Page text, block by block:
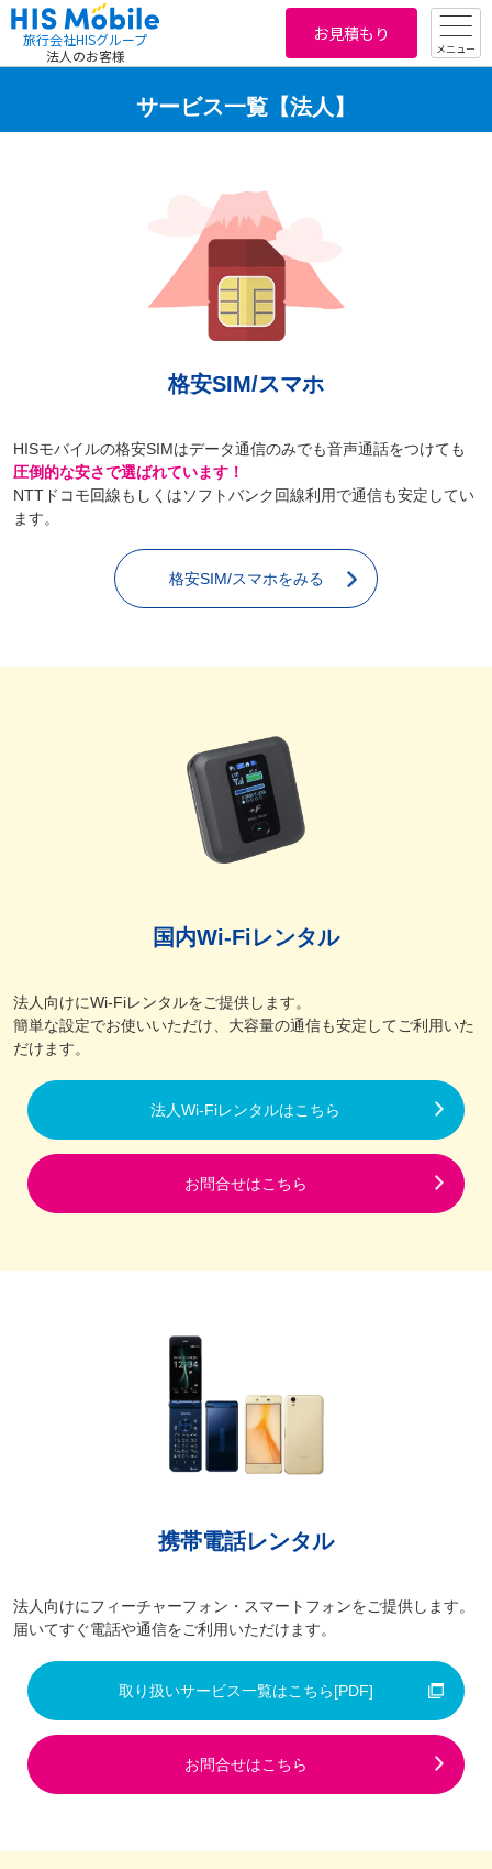
旅行会社HISグループ
法人のお客様
お見積もり
メニュー
サービス一覧【法人】
格安SIM/スマホ
HISモバイルの格安SIMはデータ通信のみでも音声通話をつけても
圧倒的な安さで選ばれています！
NTTドコモ回線もしくはソフトバンク回線利用で通信も安定してい
ます。
格安SIM/スマホをみる
国内Wi-Fiレンタル
法人向けにWi-Fiレンタルをご提供します。
簡単な設定でお使いいただけ、大容量の通信も安定してご利用いた
だけます。
法人Wi-Fiレンタルはこちら
お問合せはこちら
携帯電話レンタル
法人向けにフィーチャーフォン・スマートフォンをご提供します。
届いてすぐ電話や通信をご利用いただけます。
取り扱いサービス一覧はこちら[PDF]
お問合せはこちら